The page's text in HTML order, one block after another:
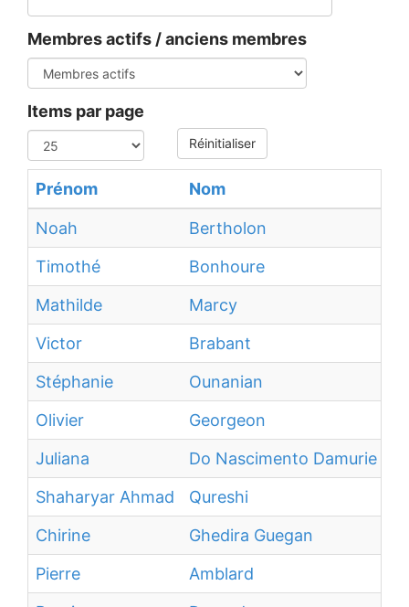
Membres actifs / anciens membres
Items par page
Réinitialiser
Prénom Nom
Noah
Bertholon
Timothé
Bonhoure
Mathilde
Marcy
Victor
Brabant
Stéphanie
Ounanian
Olivier
Georgeon
Juliana
Do Nascimento Damurie Da
Shaharyar Ahmad
Qureshi
Chirine
Ghedira Guegan
Pierre
Amblard